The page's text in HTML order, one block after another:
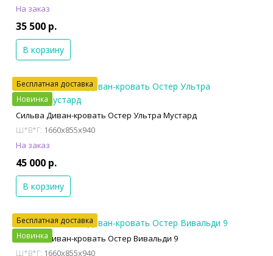
На заказ
35 500 р.
В корзину
Новинка
Бесплатная доставка
Сильва Диван-кровать Остер Ультра Мустард
Ш*В*Г: 1660x855x940
На заказ
45 000 р.
В корзину
Новинка
Бесплатная доставка
Сильва Диван-кровать Остер Вивальди 9
Ш*В*Г: 1660x855x940